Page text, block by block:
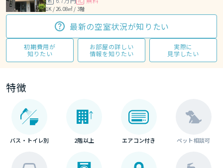
1K / 26.08㎡ / 3階
最新の空室状況が知りたい
初期費用が
知りたい
お部屋の詳しい
情報を知りたい
実際に
見学したい
特徴
バス・トイレ別 2階以上 エアコン付き ペット相談可